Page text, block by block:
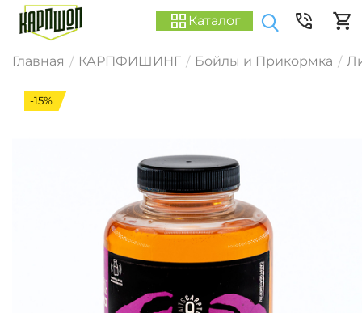
Каталог
Главная / КАРПФИШИНГ / Бойлы и Прикормка /
-15%